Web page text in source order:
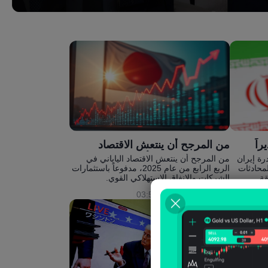
إيران
من المرجح أن ينتعش الاقتصاد
الياباني في الربع الأخير من عام
2025 بفضل الاستثمار
من المرجح أن ينتعش الاقتصاد الياباني في
الربع الرابع من عام 2025، مدفوعاً باستثمارات
الشركات والإنفاق الاستهلاكي القوي.